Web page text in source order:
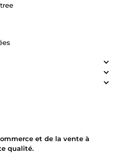
et de la vente à
qualité.